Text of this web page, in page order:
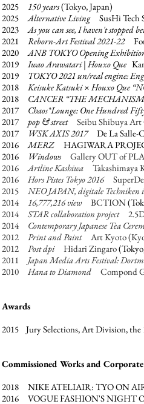
2025 150 years(Tokyo, Japan)
2025Alternative LivingSusHi Tech
2023As you can see, I haven't stopped
2021 Reborn-Art Festival 2021-22
2020ANB TOKYO Opening
2019 Iwao Arawatari | Houxo Que
2019
TOKYO 2021 un/real engine:
2018 Keisuke Katsuki × Houxo Que
2018 CANCER “THE
2017 Chaos*Lounge: One Hundred
2017 pop & street Seibu Shibuya
2017
WSK AXIS 2017De La Salle-
2016MERZ HAGIWARA
2016
Windows Gallery OUT of
2016Artline Kashiwa Takashimaya
2016 Hors Pistes Tokyo 2016
2015 NEO JAPAN, digitale
2014 16,777,216 viewBCTION
2014 STAR collaboration project
2014 Contemporary Japanese Tea
2012 Print and PaintArt Kyoto
2012 Post dpi Hidari Zingaro
2011 Japan Media Arts Festival:
2010 Hana to Diamond Compond
Awards
2015 Jury Selections, Art Division, the
Commissioned Works and
2018 NIKE ATELIAIR: TYO ON AIR
2016 VOGUE FASHION'S NIGHT